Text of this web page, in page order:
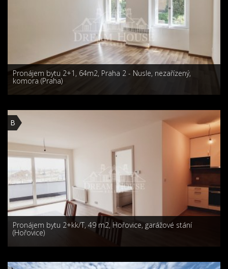
Pronájem bytu 2+1, 64m2, Praha 2 - Nusle, nezařízený,
komora (Praha)
B
Pronájem bytu 2+kk/T, 49 m2, Hořovice, garážové stání
(Hořovice)